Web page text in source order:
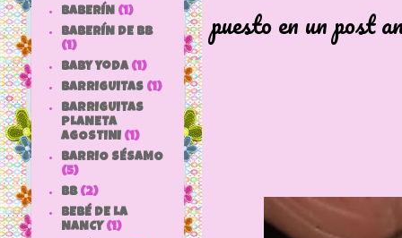
puesto en un post
BABERÍN (1)
BABERÍN DE BB
(1)
baby yoda (1)
BARRIGUITAS (1)
BARRIGUITAS
PLANETA
AGOSTINI (1)
BARRIO SÉSAMO
(5)
bb (2)
BEBÉ DE LA
NANCY (1)